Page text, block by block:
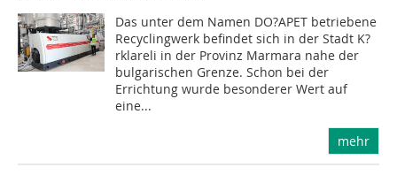
Das unter dem Namen DO?APET betriebene
Recyclingwerk befindet sich in der Stadt K?
rklareli in der Provinz Marmara nahe der
bulgarischen Grenze. Schon bei der
Errichtung wurde besonderer Wert auf
eine...
mehr